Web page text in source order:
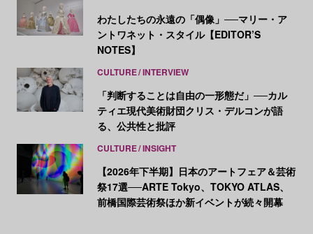
わたしたちの永遠の「偶像」──マリー・ア
ントワネット・スタイル【EDITOR’S
NOTES】
CULTURE INTERVIEW
「判断することは自由の一形態だ」──カル
ティエ現代美術財団クリス・デルコンが語
る、公共性と批評
CULTURE INSIGHT
【2026年下半期】日本のアートフェア＆芸術
祭17選──ARTE Tokyo、TOKYO ATLAS、
前橋国際芸術祭ほか新イベントが続々開幕